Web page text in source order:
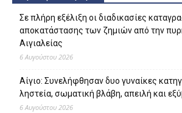
Σε πλήρη εξέλιξη οι διαδικασίες
αποκατάστασης των ζημιών από την
Αιγιαλείας
6 Αυγούστου 2026
Αίγιο: Συνελήφθησαν δυο γυναίκες
ληστεία, σωματική βλάβη, απειλή και
6 Αυγούστου 2026